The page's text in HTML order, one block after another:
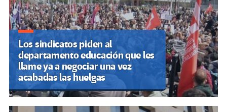
Los sindicatos piden al
departamento educación que les
llame ya a negociar una vez
acabadas las huelgas